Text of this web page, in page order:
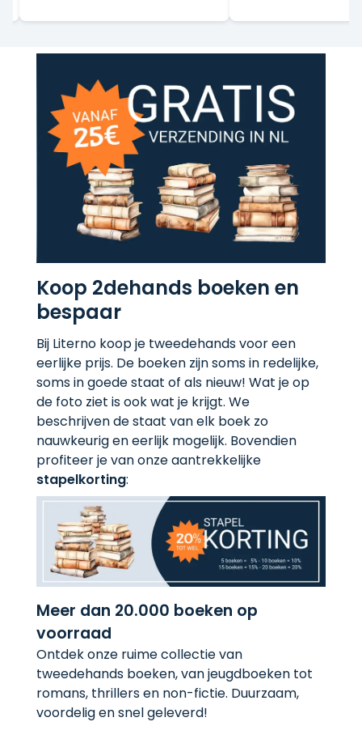
Koop 2dehands boeken en
bespaar
Bij Literno koop je tweedehands voor een
eerlijke prijs. De boeken zijn soms in redelijke,
soms in goede staat of als nieuw! Wat je op
de foto ziet is ook wat je krijgt. We
beschrijven de staat van elk boek zo
nauwkeurig en eerlijk mogelijk. Bovendien
profiteer je van onze aantrekkelijke
stapelkorting:
Meer dan 20.000 boeken op
voorraad
Ontdek onze ruime collectie van
tweedehands boeken, van jeugdboeken tot
romans, thrillers en non-fictie. Duurzaam,
voordelig en snel geleverd!